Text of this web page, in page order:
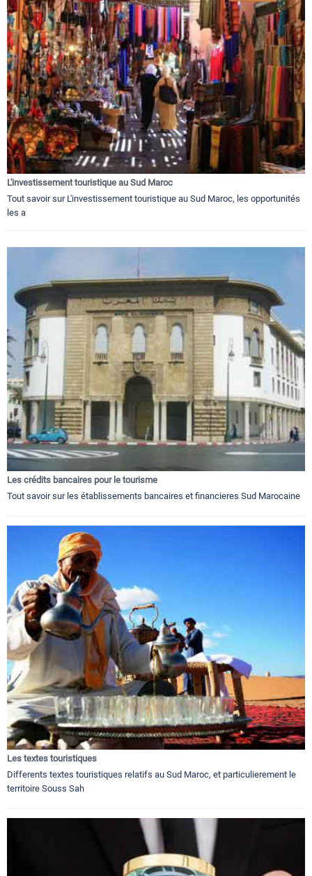
L'investissement touristique au Sud Maroc
Tout savoir sur L'investissement touristique au Sud Maroc, les opportunités
les a
Les crédits bancaires pour le tourisme
Tout savoir sur les établissements bancaires et financieres Sud Marocaine
Les textes touristiques
Differents textes touristiques relatifs au Sud Maroc, et particulierement le
territoire Souss Sah